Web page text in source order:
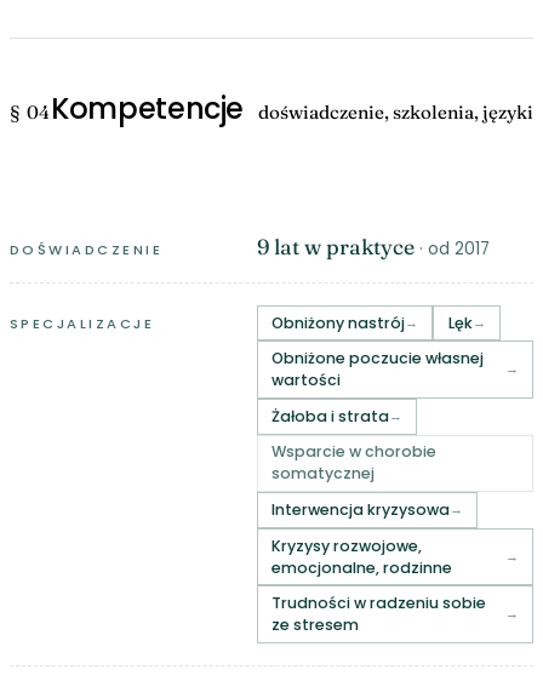
§ 04 Kompetencje doświadczenie, szkolenia, języki
DOŚWIADCZENIE 9 lat w praktyce · od 2017
SPECJALIZACJE Obniżony nastrój
Lęk
Obniżone poczucie własnej
wartości
Żałoba i strata
Wsparcie w chorobie
somatycznej
Interwencja kryzysowa
Kryzysy rozwojowe,
emocjonalne, rodzinne
Trudności w radzeniu sobie
ze stresem